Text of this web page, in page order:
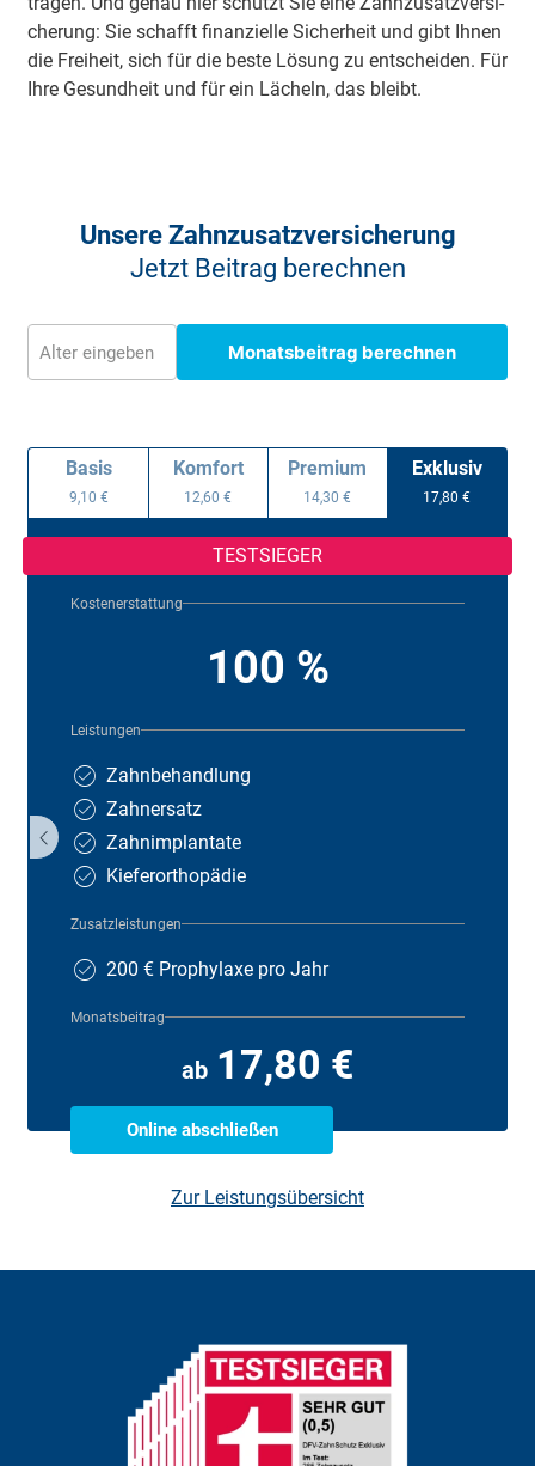
che­rung: Sie schafft fi­nan­zi­el­le Si­cher­heit und gibt Ihnen
die Frei­heit, sich für die beste Lö­sung zu ent­schei­den. Für
Ihre Ge­sund­heit und für ein Lä­cheln, das bleibt.
Unsere Zahn­zusatz­versicherung
Jetzt Beitrag berechnen
Alter eingeben Monatsbeitrag berechnen
Basis
9,10 €
Komfort
12,60 €
Premium
14,30 €
Exklusiv
17,80 €
TESTSIEGER
Kostenerstattung
100 %
Leistungen
Zahnbehandlung
Zahnersatz
Zahnimplantate
Kieferorthopädie
Zusatzleistungen
200 € Prophylaxe pro Jahr
Monatsbeitrag
ab 17,80 €
Online abschließen
Zur Leistungsübersicht